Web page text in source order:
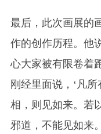
最后，此次画展的
作的创作历程。他
心大家被有限卷着
刚经里面说，‘凡
相，则见如来。若
邪道，不能见如来